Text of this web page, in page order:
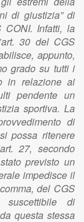
di giustizia” di
Infatti, la
30 del CGS
appunto,
grado su tutti i
in relazione ai
pendente un
sportiva. La
di
possa ritenere
27, secondo
previsto un
impedisce il
del CGS
di
questa stessa